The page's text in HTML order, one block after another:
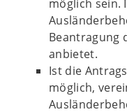
möglich sein.
Beantragung
anbietet.
Ist die
möglich,